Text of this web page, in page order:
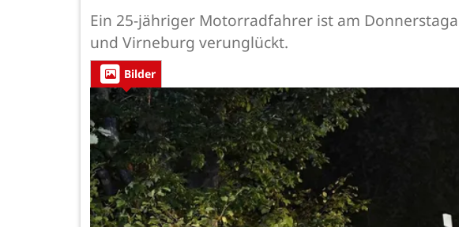
Ein 25-jähriger Motorradfahrer ist am
und Virneburg verunglückt.
Bilder